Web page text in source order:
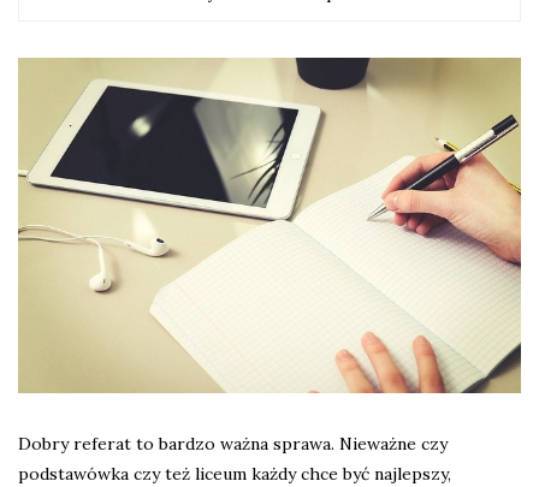
Dobry referat to bardzo ważna sprawa. Nieważne czy
podstawówka czy też liceum każdy chce być najlepszy,